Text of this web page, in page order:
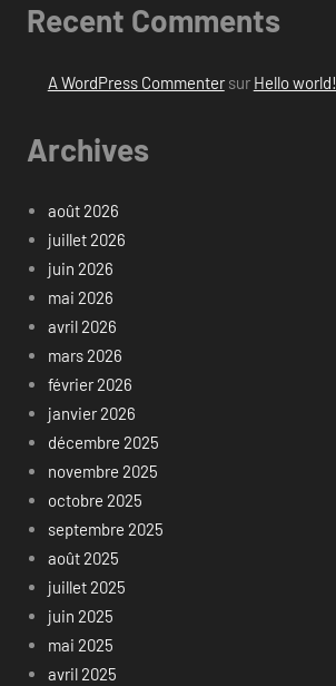
Recent Comments
A WordPress Commentersur Hello world!
Archives
août 2026
juillet 2026
juin 2026
mai 2026
avril 2026
mars 2026
février 2026
janvier 2026
décembre 2025
novembre 2025
octobre 2025
septembre 2025
août 2025
juillet 2025
juin 2025
mai 2025
avril 2025